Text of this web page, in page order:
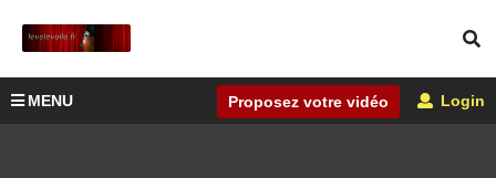
MENU Proposez votre vidéo Login